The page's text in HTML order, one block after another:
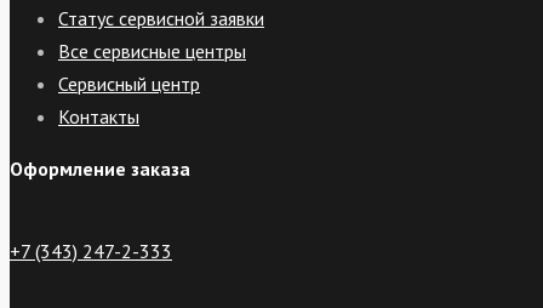
Статус сервисной заявки
Все сервисные центры
Сервисный центр
Контакты
Оформление заказа
+7 (343) 247-2-333